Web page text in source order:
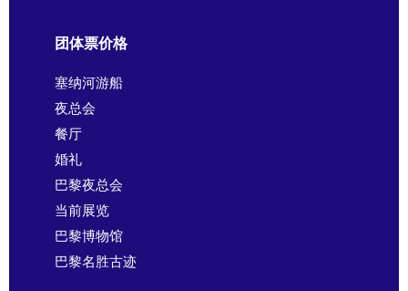
团体票价格
塞纳河游船
夜总会
餐厅
婚礼
巴黎夜总会
当前展览
巴黎博物馆
巴黎名胜古迹